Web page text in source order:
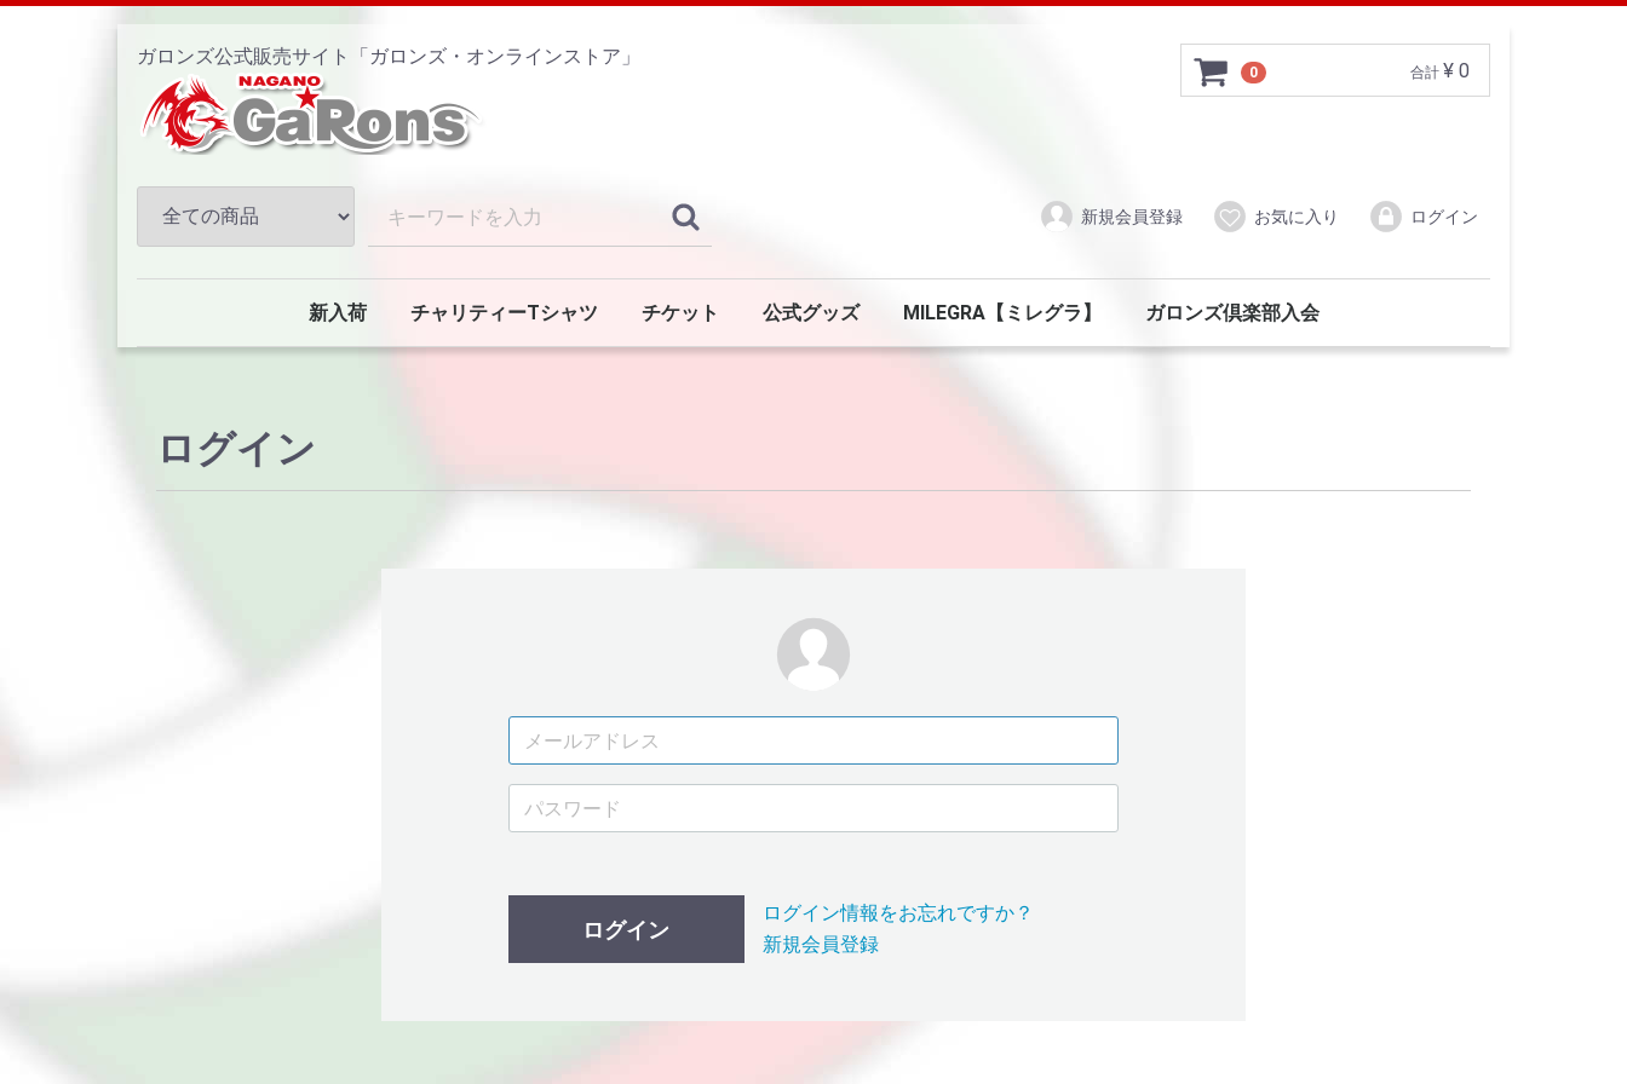
ガロンズ公式販売サイト「ガロンズ・オンラインストア」
0 合計 ¥ 0
新規会員登録 お気に入り ログイン
新入荷 チャリティーTシャツ チケット 公式グッズ MILEGRA【ミレグラ】 ガロンズ倶楽部入会
ログイン
ログイン
ログイン情報をお忘れですか？
新規会員登録